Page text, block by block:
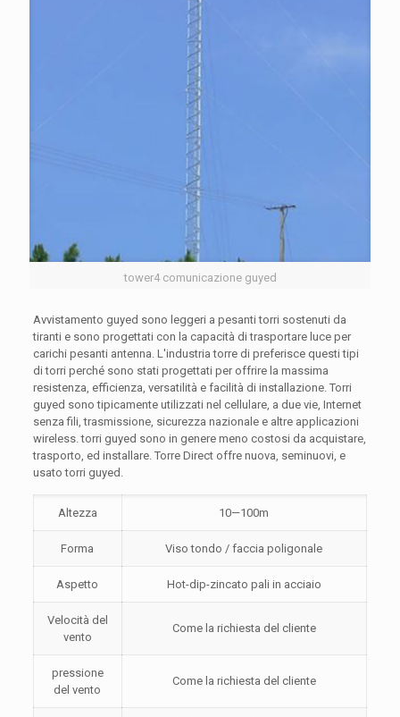
tower4 comunicazione guyed
Avvistamento guyed sono leggeri a pesanti torri sostenuti da
tiranti e sono progettati con la capacità di trasportare luce per
carichi pesanti antenna. L'industria torre di preferisce questi tipi
di torri perché sono stati progettati per offrire la massima
resistenza, efficienza, versatilità e facilità di installazione. Torri
guyed sono tipicamente utilizzati nel cellulare, a due vie, Internet
senza fili, trasmissione, sicurezza nazionale e altre applicazioni
wireless. torri guyed sono in genere meno costosi da acquistare,
trasporto, ed installare. Torre Direct offre nuova, seminuovi, e
usato torri guyed.
Altezza 10—100m
Forma Viso tondo / faccia poligonale
Aspetto Hot-dip-zincato pali in acciaio
Velocità del
vento
Come la richiesta del cliente
pressione
del vento
Come la richiesta del cliente